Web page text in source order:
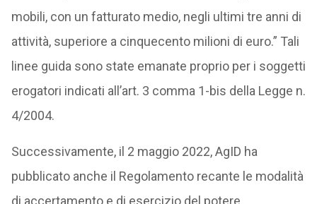
mobili, con un fatturato medio, negli ultimi tre anni di
attività, superiore a cinquecento milioni di euro.” Tali
linee guida sono state emanate proprio per i soggetti
erogatori indicati all’art. 3 comma 1-bis della Legge n.
4/2004.
Successivamente, il 2 maggio 2022, AgID ha
pubblicato anche il Regolamento recante le modalità
di accertamento e di esercizio del potere